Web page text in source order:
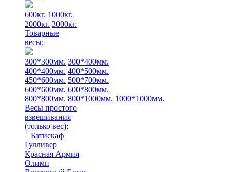
600кг. 1000кг.
2000кг. 3000кг.
Товарные
весы:
300*300мм. 300*400мм.
400*400мм. 400*500мм.
450*600мм. 500*700мм.
600*600мм. 600*800мм.
800*800мм. 800*1000мм. 1000*1000мм.
Весы простого
взвешивания
(только вес):
Батискаф
Гулливер
Красная Армия
Олимп